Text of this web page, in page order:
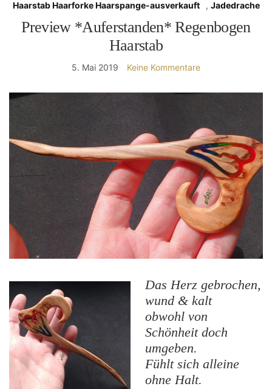
Haarstab Haarforke Haarspange-ausverkauft , Jadedrache
Preview *Auferstanden* Regenbogen
Haarstab
5. Mai 2019 Keine Kommentare
Das Herz gebrochen,
wund & kalt
obwohl von
Schönheit doch
umgeben.
Fühlt sich alleine
ohne Halt.